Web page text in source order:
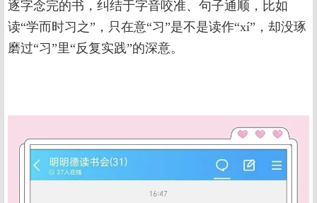
逐字念完的书，纠结于字音咬准、句子通顺，比如
读“学而时习之”，只在意“习”是不是读作“xí”，却没琢
磨过“习”里“反复实践”的深意。